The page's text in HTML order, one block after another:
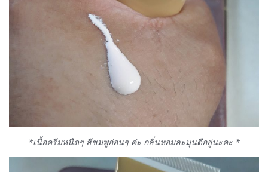
*เนื้อครีมหนืดๆ สีชมพูอ่อนๆ ค่ะ กลิ่นหอมละมุนดีอยู่นะคะ *